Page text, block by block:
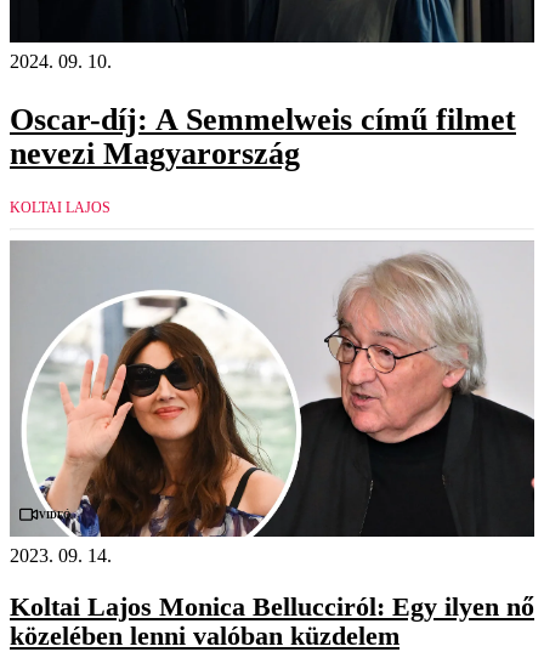
2024. 09. 10.
Oscar-díj: A Semmelweis című filmet
nevezi Magyarország
KOLTAI LAJOS
Videó
2023. 09. 14.
Koltai Lajos Monica Bellucciról: Egy ilyen nő
közelében lenni valóban küzdelem